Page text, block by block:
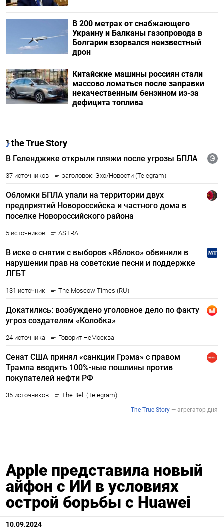
В 200 метрах от снабжающего
Украину и Балканы газопровода в
Болгарии взорвался неизвестный
дрон
Китайские машины россиян стали
массово ломаться после заправки
некачественным бензином из-за
дефицита топлива
Apple представила новый
айфон с ИИ в условиях
острой борьбы с Huawei
10.09.2024